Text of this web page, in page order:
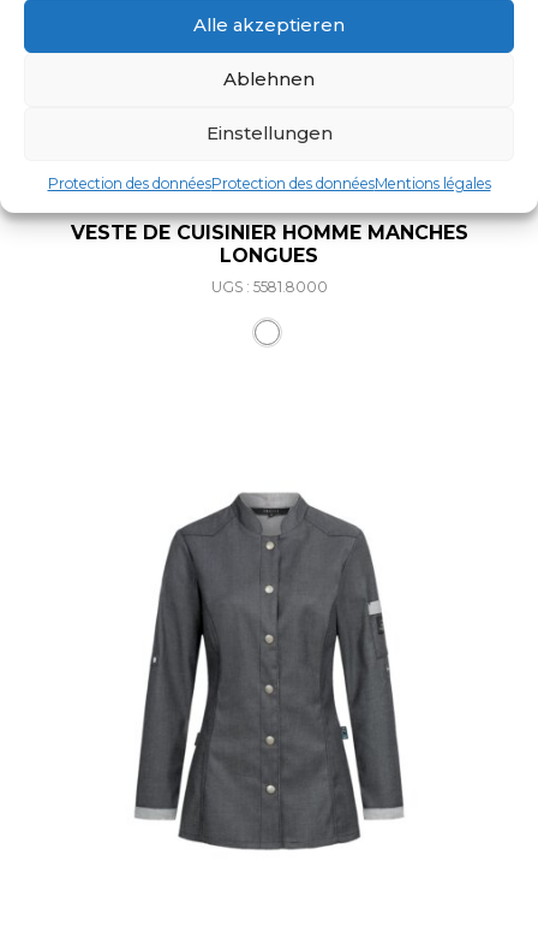
Alle akzeptieren
Ablehnen
Einstellungen
Protection des donnéesProtection des donnéesMentions légales
VESTE DE CUISINIER HOMME MANCHES
LONGUES
UGS : 5581.8000